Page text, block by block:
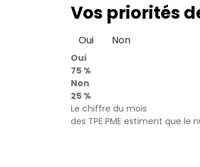
Vos priorités
Oui Non
Oui
75 %
Non
25 %
Le chiffre du mois
des TPE PME estiment que